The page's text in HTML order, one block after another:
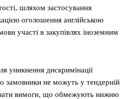
шляхом застосування
оголошення англійською
участі в закупівлях іноземним
уникнення дискримінації
замовники не можуть у тендерній
вимоги, що обмежують нижню